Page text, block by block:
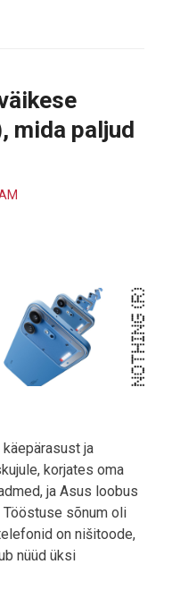
mida paljud
ja
korjates oma
ja Asus loobus
sõnum oli
on nišitoode,
nüüd üksi